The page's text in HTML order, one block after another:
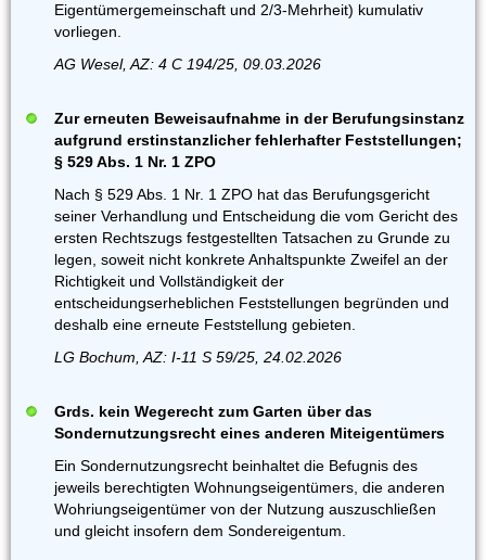
Eigentümergemeinschaft und 2/3-Mehrheit) kumulativ
vorliegen.
AG Wesel, AZ: 4 C 194/25, 09.03.2026
Zur erneuten Beweisaufnahme in der Berufungsinstanz
aufgrund erstinstanzlicher fehlerhafter Feststellungen;
§ 529 Abs. 1 Nr. 1 ZPO
Nach § 529 Abs. 1 Nr. 1 ZPO hat das Berufungsgericht
seiner Verhandlung und Entscheidung die vom Gericht des
ersten Rechtszugs festgestellten Tatsachen zu Grunde zu
legen, soweit nicht konkrete Anhaltspunkte Zweifel an der
Richtigkeit und Vollständigkeit der
entscheidungserheblichen Feststellungen begründen und
deshalb eine erneute Feststellung gebieten.
LG Bochum, AZ: I-11 S 59/25, 24.02.2026
Grds. kein Wegerecht zum Garten über das
Sondernutzungsrecht eines anderen Miteigentümers
Ein Sondernutzungsrecht beinhaltet die Befugnis des
jeweils berechtigten Wohnungseigentümers, die anderen
Wohriungseigentümer von der Nutzung auszuschließen
und gleicht insofern dem Sondereigentum.